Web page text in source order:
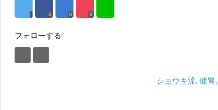
0 0 0
フォローする
ショウキ流, 健胃